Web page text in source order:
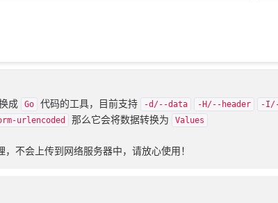
成 Go 代码的工具，目前支持 -d/--data -H/--header -
urlencoded 那么它会将数据转换为 Values
不会上传到网络服务器中，请放心使用！